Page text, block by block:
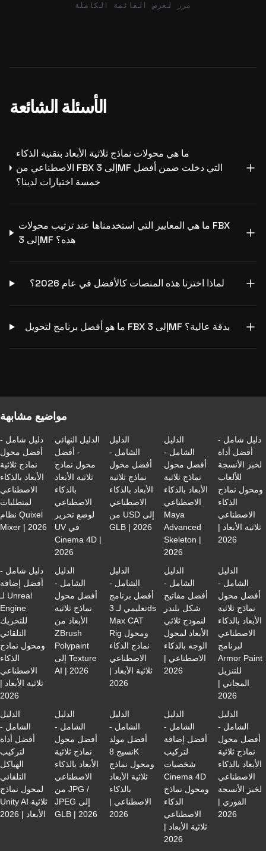
مرر لعرض القائمة الكاملة
الأسئلة الشائعة
ما هي محولات نماذج ثلاثية الأبعاد بتقنية الذكاء
الاصطناعي من FBX إلى 3MF التي دخلت ضمن أفضل
خمسة اختيارات لدينا؟
ما هي المعايير التي استخدمناها عند ترتيب محولات FBX
إلى 3MF هذه؟
لماذا اخترنا هذه المنصات كالأفضل في عام 2026؟
ما هو أفضل برنامج لتحويل FBX إلى 3MF بدقة عالية؟
مواضيع مشابهة
دليل شامل -
أفضل محول
نماذج ثلاثية
الأبعاد بالذكاء
الاصطناعي
لمتطلبات
نظام Quixel
Mixer | 2026
الدليل النهائي
- أفضل
محول نماذج
ثلاثية الأبعاد
بالذكاء
الاصطناعي
لوضع تحرير
UV في
Cinema 4D |
2026
الدليل
الشامل -
أفضل محول
نماذج ثلاثية
الأبعاد بالذكاء
الاصطناعي
من USD إلى
GLB | 2026
الدليل
الشامل -
أفضل محول
نماذج ثلاثية
الأبعاد بالذكاء
الاصطناعي
Maya
Advanced
Skeleton |
2026
دليل شامل -
أفضل أداة
لخبز الأنسجة
للألعاب
ومحول نماذج
الذكاء
الاصطناعي
ثلاثية الأبعاد |
2026
دليل شامل -
أفضل إضافة
لـ Unreal
Engine
للتحريك
التلقائي
ومحول نماذج
الذكاء
الاصطناعي
ثلاثية الأبعاد |
2026
الدليل
الشامل -
أفضل محول
نماذج ثلاثية
الأبعاد من
ZBrush
Polypaint
إلى Texture
AI | 2026
الدليل
الشامل -
أفضل برنامج
تعليمي لـ 3ds
Max CAT
Rig ومحول
نماذج الذكاء
الاصطناعي
ثلاثية الأبعاد |
2026
الدليل
الشامل -
أفضل مفاتيح
شكل بلندر
لنموذج ثلاثي
الأبعاد لمحول
الوجه بالذكاء
الاصطناعي |
2026
الدليل
الشامل -
أفضل محول
نماذج ثلاثية
الأبعاد بالذكاء
الاصطناعي
لبرنامج
Armor Paint
للتنزيل
المجاني |
2026
الدليل
الشامل -
أفضل أداة
لتركيب
الهياكل
التلقائي
لمحول نماذج
Unity AI ثلاثية
الأبعاد | 2026
الدليل
الشامل -
أفضل محول
نماذج ثلاثية
الأبعاد بالذكاء
الاصطناعي
من JPG /
JPEG إلى
GLB | 2026
الدليل
الشامل -
أفضل مولد
نسيج 8K
ومحول نماذج
ثلاثية الأبعاد
بالذكاء
الاصطناعي |
2026
الدليل
الشامل -
أفضل إضافة
لتركيب
شخصيات
Cinema 4D
ومحول نماذج
الذكاء
الاصطناعي
ثلاثية الأبعاد |
2026
الدليل
الشامل -
أفضل محول
نماذج ثلاثية
الأبعاد بالذكاء
الاصطناعي
لخبز الأنسجة
الفوري |
2026